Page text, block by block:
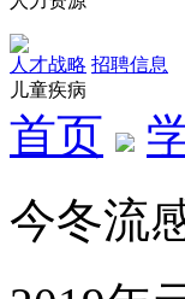
人才战略 招聘信息
儿童疾病
首页
今冬流